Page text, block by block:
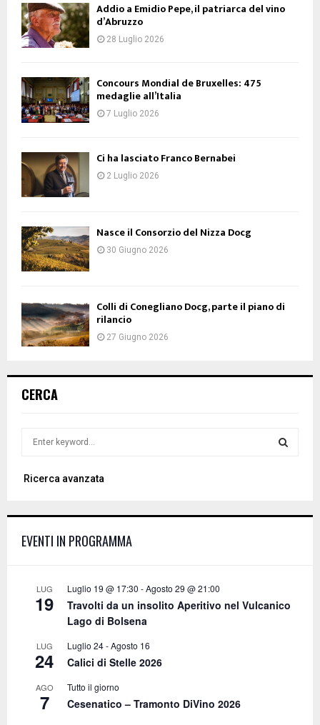
Addio a Emidio Pepe, il patriarca del vino
d’Abruzzo
28 Luglio 2026
Concours Mondial de Bruxelles: 475
medaglie all’Italia
7 Luglio 2026
Ci ha lasciato Franco Bernabei
2 Luglio 2026
Nasce il Consorzio del Nizza Docg
30 Giugno 2026
Colli di Conegliano Docg, parte il piano di
rilancio
27 Giugno 2026
CERCA
r
o
Ricerca avanzata
EVENTI IN PROGRAMMA
LUG
19
Luglio 19 @ 17:30 -Agosto 29 @ 21:00
Travolti da un insolito Aperitivo nel Vulcanico
Lago di Bolsena
LUG
24
Luglio 24-Agosto 16
Calici di Stelle 2026
AGO
7
Tutto il giorno
Cesenatico – Tramonto DiVino 2026